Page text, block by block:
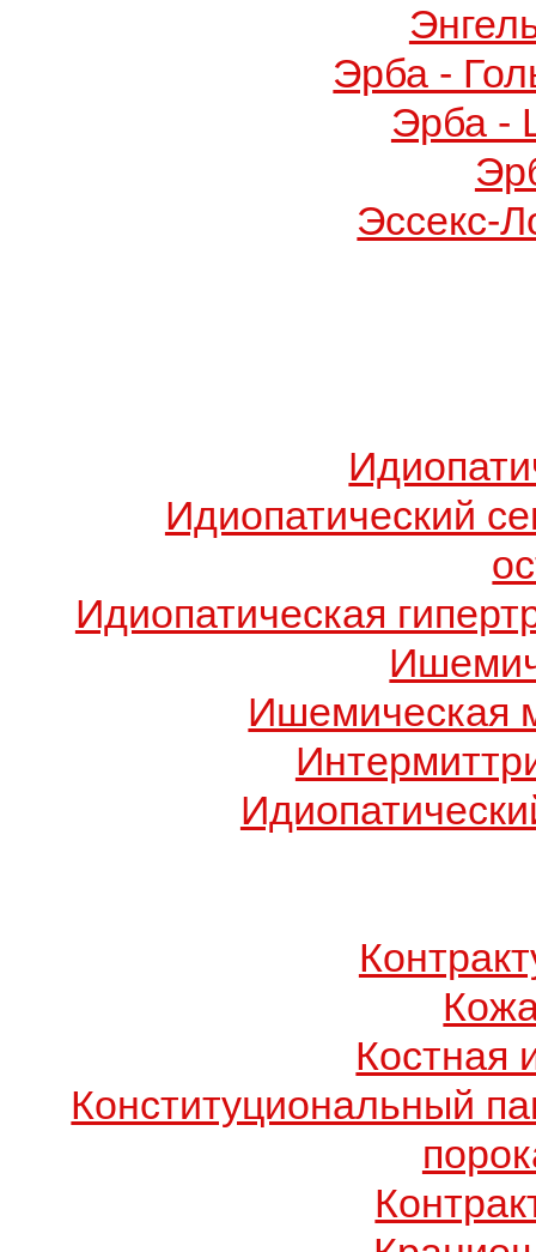
Эрба -
Эрба -
Эссекс-
Идиопатический
Идиопатическая
Ишемическая
Костная
Конституциональный